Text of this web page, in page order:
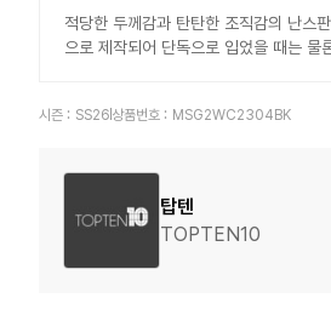
적당한 두께감과 탄탄한 조직감의 난스
으로 제작되어 단독으로 입었을 때는
시즌 : SS26 상품번호 : MSG2WC2304BK
탑텐
TOPTEN10